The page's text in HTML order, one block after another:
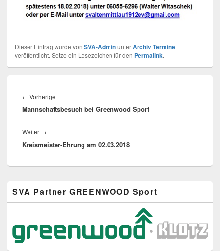
Dieser Eintrag wurde von SVA-AdminunterArchiv Termine
veröffentlicht. Setze ein Lesezeichen für den Permalink.
← Vorherige
Beitrag:
Mannschaftsbesuch bei Greenwood Sport
Weiter →
Beitrag:
Kreismeister-Ehrung am 02.03.2018
Seitenleisten-
Widgetbereich
SVA Partner GREENWOOD Sport